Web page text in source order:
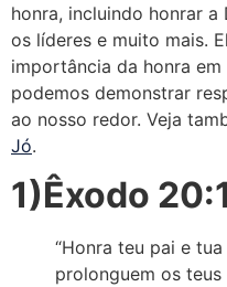
honra, incluindo honrar a
os líderes e muito mais.
importância da honra
podemos demonstrar
ao nosso redor. Veja
Jó.
1)Êxodo
“Honra teu pai e
prolonguem os